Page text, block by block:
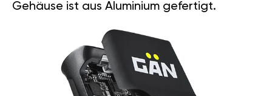
Gehäuse ist aus Aluminium gefertigt.